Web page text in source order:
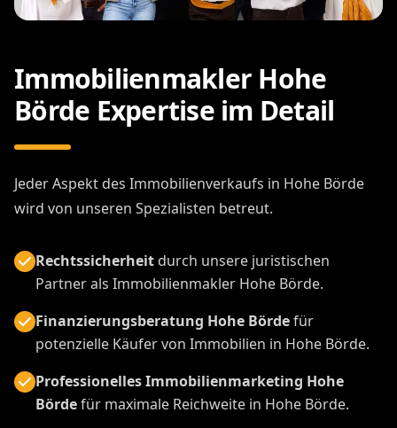
Immobilienmakler Hohe
Börde Expertise im Detail
Jeder Aspekt des Immobilienverkaufs in Hohe Börde
wird von unseren Spezialisten betreut.
Rechtssicherheitdurch unsere juristischen
Partner als Immobilienmakler Hohe Börde.
Finanzierungsberatung Hohe Bördefür
potenzielle Käufer von Immobilien in Hohe Börde.
Professionelles Immobilienmarketing Hohe
Bördefür maximale Reichweite in Hohe Börde.